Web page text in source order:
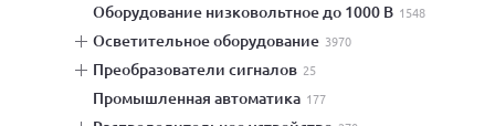
оборудование низковольтное до 1000 В 1548
осветительное оборудование 3970
преобразователи сигналов 25
промышленная автоматика 177